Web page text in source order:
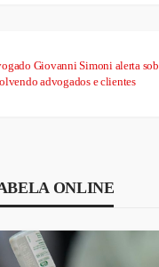
Giovanni Simoni alerta
advogados e clientes
ONLINE